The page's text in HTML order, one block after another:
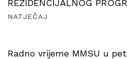
REZIDENCIJALNOG
NATJEČAJ
Radno vrijeme MMSU u